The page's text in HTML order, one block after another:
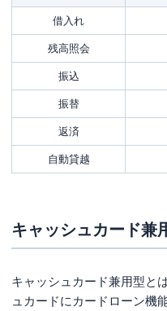
借入れ
残高照会
振込
振替
返済
自動貸越
キャッシュカード兼
キャッシュカード兼用型と
ュカードにカードローン機